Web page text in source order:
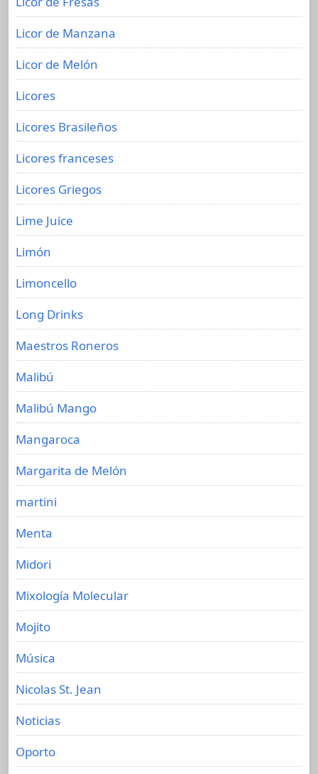
Licor de Manzana
Licor de Melón
Licores
Licores Brasileños
Licores franceses
Licores Griegos
Lime Juice
Limón
Limoncello
Long Drinks
Maestros Roneros
Malibú
Malibú Mango
Mangaroca
Margarita de Melón
martini
Menta
Midori
Mixología Molecular
Mojito
Música
Nicolas St. Jean
Noticias
Oporto